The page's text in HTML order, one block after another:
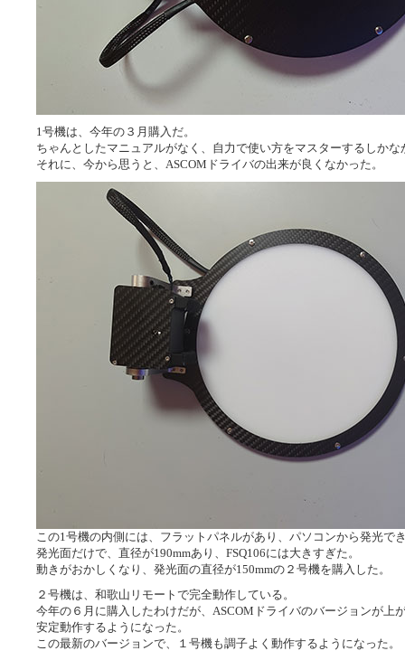
1号機は、今年の３月購入だ。
ちゃんとしたマニュアルがなく、自力で使い方をマスターするしかな
それに、今から思うと、ASCOMドライバの出来が良くなかった。
この1号機の内側には、フラットパネルがあり、パソコンから発光で
発光面だけで、直径が190mmあり、FSQ106には大きすぎた。
動きがおかしくなり、発光面の直径が150mmの２号機を購入した。
２号機は、和歌山リモートで完全動作している。
今年の６月に購入したわけだが、ASCOMドライバのバージョンが上
安定動作するようになった。
この最新のバージョンで、１号機も調子よく動作するようになった。